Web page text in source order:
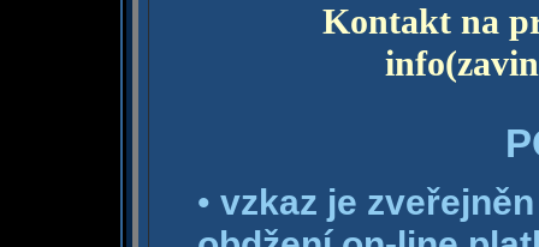
Kontakt na
• vzkaz je